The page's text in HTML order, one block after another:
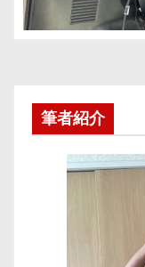
筆者紹介